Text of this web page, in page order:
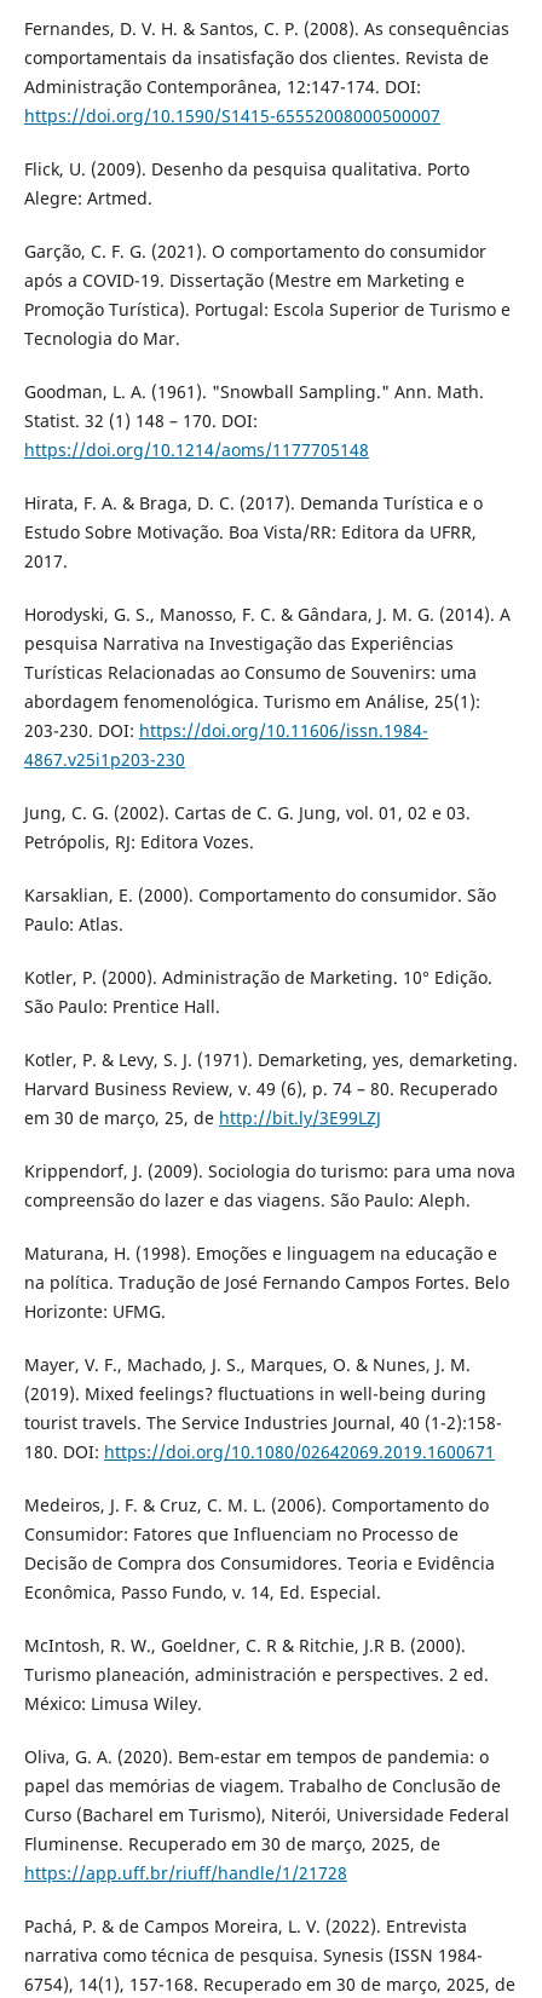
Fernandes, D. V. H. & Santos, C. P. (2008). As consequências
comportamentais da insatisfação dos clientes. Revista de
Administração Contemporânea, 12:147-174. DOI:
https://doi.org/10.1590/S1415-65552008000500007
Flick, U. (2009). Desenho da pesquisa qualitativa. Porto
Alegre: Artmed.
Garção, C. F. G. (2021). O comportamento do consumidor
após a COVID-19. Dissertação (Mestre em Marketing e
Promoção Turística). Portugal: Escola Superior de Turismo e
Tecnologia do Mar.
Goodman, L. A. (1961). "Snowball Sampling." Ann. Math.
Statist. 32 (1) 148 – 170. DOI:
https://doi.org/10.1214/aoms/1177705148
Hirata, F. A. & Braga, D. C. (2017). Demanda Turística e o
Estudo Sobre Motivação. Boa Vista/RR: Editora da UFRR,
2017.
Horodyski, G. S., Manosso, F. C. & Gândara, J. M. G. (2014). A
pesquisa Narrativa na Investigação das Experiências
Turísticas Relacionadas ao Consumo de Souvenirs: uma
abordagem fenomenológica. Turismo em Análise, 25(1):
203-230. DOI: https://doi.org/10.11606/issn.1984-
4867.v25i1p203-230
Jung, C. G. (2002). Cartas de C. G. Jung, vol. 01, 02 e 03.
Petrópolis, RJ: Editora Vozes.
Karsaklian, E. (2000). Comportamento do consumidor. São
Paulo: Atlas.
Kotler, P. (2000). Administração de Marketing. 10° Edição.
São Paulo: Prentice Hall.
Kotler, P. & Levy, S. J. (1971). Demarketing, yes, demarketing.
Harvard Business Review, v. 49 (6), p. 74 – 80. Recuperado
em 30 de março, 25, de http://bit.ly/3E99LZJ
Krippendorf, J. (2009). Sociologia do turismo: para uma nova
compreensão do lazer e das viagens. São Paulo: Aleph.
Maturana, H. (1998). Emoções e linguagem na educação e
na política. Tradução de José Fernando Campos Fortes. Belo
Horizonte: UFMG.
Mayer, V. F., Machado, J. S., Marques, O. & Nunes, J. M.
(2019). Mixed feelings? fluctuations in well-being during
tourist travels. The Service Industries Journal, 40 (1-2):158-
180. DOI: https://doi.org/10.1080/02642069.2019.1600671
Medeiros, J. F. & Cruz, C. M. L. (2006). Comportamento do
Consumidor: Fatores que Influenciam no Processo de
Decisão de Compra dos Consumidores. Teoria e Evidência
Econômica, Passo Fundo, v. 14, Ed. Especial.
McIntosh, R. W., Goeldner, C. R & Ritchie, J.R B. (2000).
Turismo planeación, administración e perspectives. 2 ed.
México: Limusa Wiley.
Oliva, G. A. (2020). Bem-estar em tempos de pandemia: o
papel das memórias de viagem. Trabalho de Conclusão de
Curso (Bacharel em Turismo), Niterói, Universidade Federal
Fluminense. Recuperado em 30 de março, 2025, de
https://app.uff.br/riuff/handle/1/21728
Pachá, P. & de Campos Moreira, L. V. (2022). Entrevista
narrativa como técnica de pesquisa. Synesis (ISSN 1984-
6754), 14(1), 157-168. Recuperado em 30 de março, 2025, de